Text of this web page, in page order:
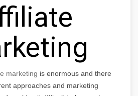
marketing is enormous and there
approaches and marketing